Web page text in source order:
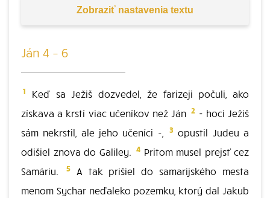
Zobraziť nastavenia textu
Ján 4 – 6
1
Keď sa Ježiš dozvedel, že farizeji počuli, ako
získava a krstí viac učeníkov než Ján 2 - hoci Ježiš
sám nekrstil, ale jeho učeníci -,
3 opustil Judeu a
odišiel znova do Galiley. 4 Pritom musel prejsť cez
Samáriu.
5A tak prišiel do samarijského mesta
menom Sychar neďaleko pozemku, ktorý dal Jakub